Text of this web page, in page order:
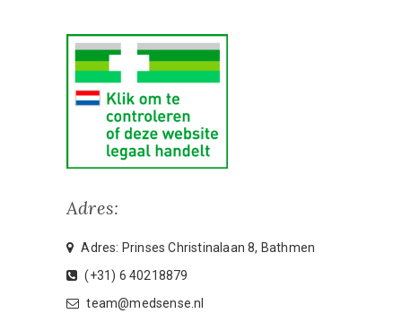
Adres:
Adres: Prinses Christinalaan 8, Bathmen
(+31) 6 40218879
team@medsense.nl